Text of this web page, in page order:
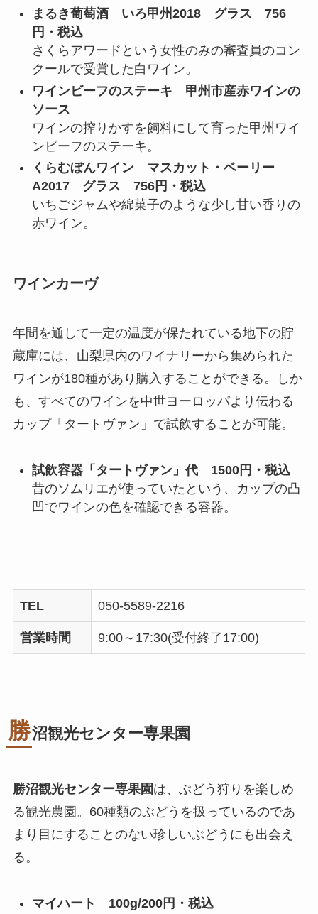
まるき葡萄酒 いろ甲州2018 グラス 756
円・税込
さくらアワードという女性のみの審査員のコン
クールで受賞した白ワイン。
ワインビーフのステーキ 甲州市産赤ワインの
ソース
ワインの搾りかすを飼料にして育った甲州ワイ
ンビーフのステーキ。
くらむぼんワイン マスカット・ベーリー
A2017 グラス 756円・税込
いちごジャムや綿菓子のような少し甘い香りの
赤ワイン。
ワインカーヴ
年間を通して一定の温度が保たれている地下の貯
蔵庫には、山梨県内のワイナリーから集められた
ワインが180種があり購入することができる。しか
も、すべてのワインを中世ヨーロッパより伝わる
カップ「タートヴァン」で試飲することが可能。
試飲容器「タートヴァン」代 1500円・税込
昔のソムリエが使っていたという、カップの凸
凹でワインの色を確認できる容器。
TEL 050-5589-2216
営業時間 9:00～17:30(受付終了17:00)
勝沼観光センター専果園
勝沼観光センター専果園は、ぶどう狩りを楽しめ
る観光農園。60種類のぶどうを扱っているのであ
まり目にすることのない珍しいぶどうにも出会え
る。
マイハート 100g/200円・税込